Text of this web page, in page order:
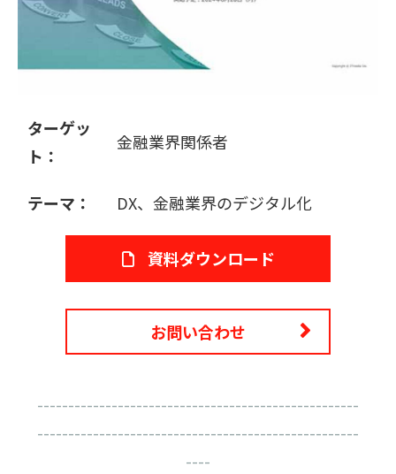
ターゲッ
ト：
金融業界関係者
テーマ： DX、金融業界のデジタル化
資料ダウンロード
お問い合わせ
----------------------------------------------------
----------------------------------------------------
----